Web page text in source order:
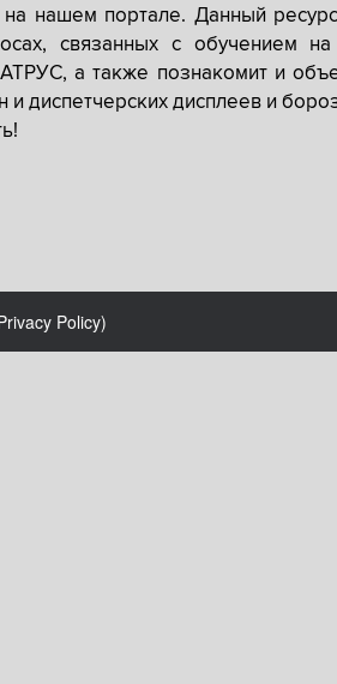
на нашем портале. Данный
связанных с обучением
а также познакомит и
и диспетчерских дисплеев и
Policy)